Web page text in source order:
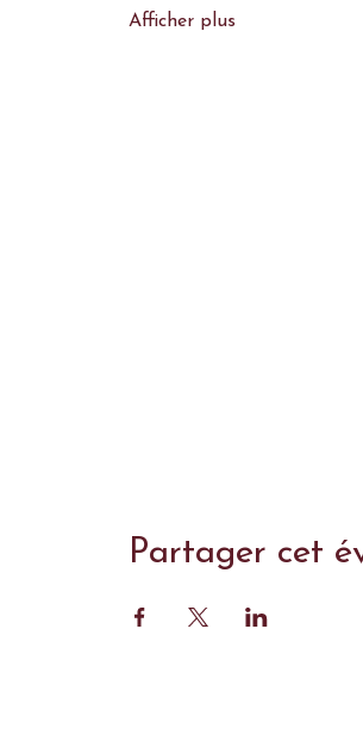
Afficher plus
Partager cet